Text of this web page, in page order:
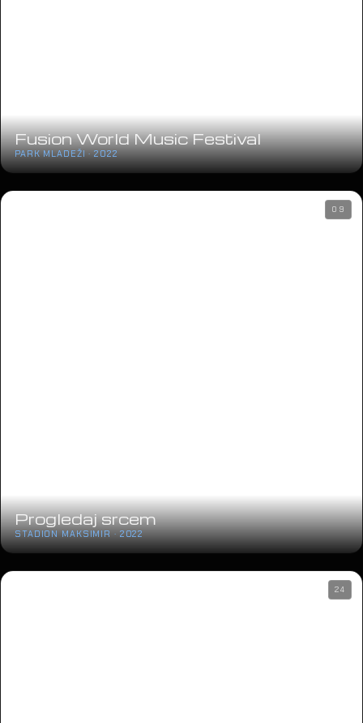
Fusion World Music Festival
PARK MLADEŽI · 2022
Progledaj srcem
STADION MAKSIMIR · 2022
09
24